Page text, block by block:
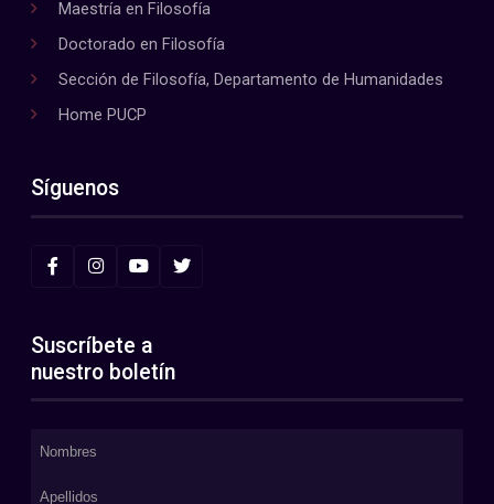
Maestría en Filosofía
Doctorado en Filosofía
Sección de Filosofía, Departamento de Humanidades
Home PUCP
Síguenos
Suscríbete a
nuestro boletín